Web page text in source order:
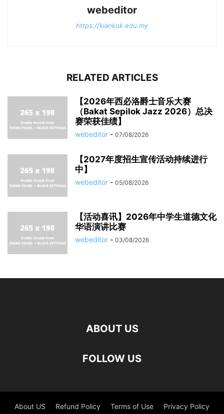
webeditor
https://kiankok.edu.my
RELATED ARTICLES
【2026年西必洛爵士音乐大赛
（Bakat Sepilok Jazz 2026）总决
赛荣获佳绩】
webeditor - 07/08/2026
【2027年度招生宣传活动持续进行
中】
webeditor - 05/08/2026
【活动喜讯】2026年中学生道德文化
华语演讲比赛
webeditor - 03/08/2026
ABOUT US
FOLLOW US
About US Refund Policy Terms of Use Privacy Policy